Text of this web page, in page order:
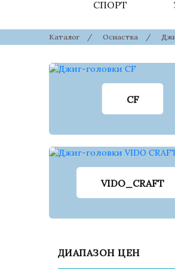
СПОРТ
Каталог / Оснастка /
CF
VIDO_CRAFT
ДИАПАЗОН ЦЕН